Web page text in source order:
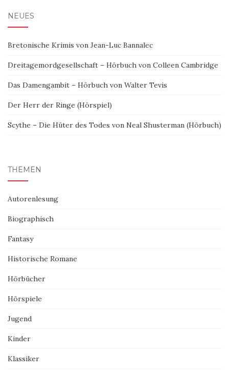
NEUES
Bretonische Krimis von Jean-Luc Bannalec
Dreitagemordgesellschaft – Hörbuch von Colleen Cambridge
Das Damengambit – Hörbuch von Walter Tevis
Der Herr der Ringe (Hörspiel)
Scythe – Die Hüter des Todes von Neal Shusterman (Hörbuch)
THEMEN
Autorenlesung
Biographisch
Fantasy
Historische Romane
Hörbücher
Hörspiele
Jugend
Kinder
Klassiker